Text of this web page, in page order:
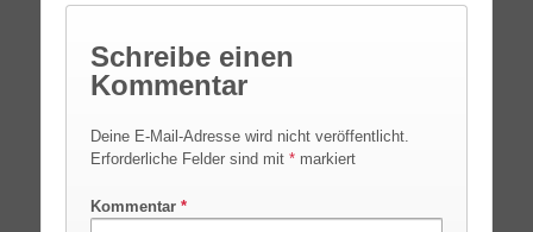
Schreibe einen
Kommentar
Deine E-Mail-Adresse wird nicht veröffentlicht.
Erforderliche Felder sind mit *markiert
Kommentar *